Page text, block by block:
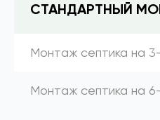
СТАНДАРТНЫЙ
Монтаж септика на
Монтаж септика на